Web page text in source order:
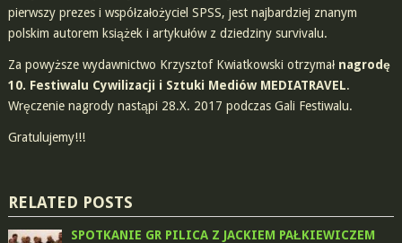
pierwszy prezes i współzałożyciel SPSS, jest najbardziej znanym
polskim autorem książek i artykułów z dziedziny survivalu.
Za powyższe wydawnictwo Krzysztof Kwiatkowski otrzymał nagrodę
10. Festiwalu Cywilizacji i Sztuki Mediów MEDIATRAVEL.
Wręczenie nagrody nastąpi 28.X. 2017 podczas Gali Festiwalu.
Gratulujemy!!!
RELATED POSTS
SPOTKANIE GR PILICA Z JACKIEM PAŁKIEWICZEM